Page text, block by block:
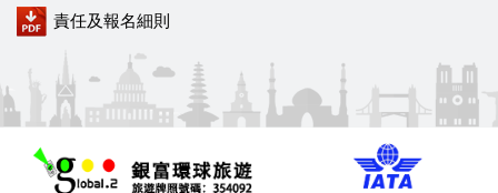
責任及報名細則